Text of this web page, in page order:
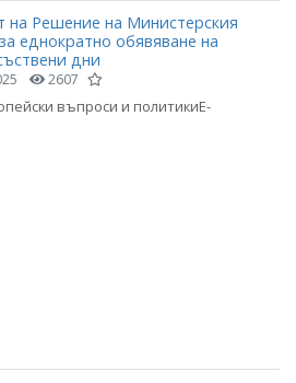
на Решение на Министерския
еднократно обявяване на
дни
2607
въпроси и политикиE-